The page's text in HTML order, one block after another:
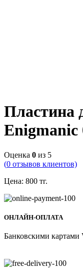
Пластина
Enigmanic
Оценка 0 из 5
(0 отзывов клиентов)
Цена: 800 тг.
ОНЛАЙН-ОПЛАТА
Банковскими картами